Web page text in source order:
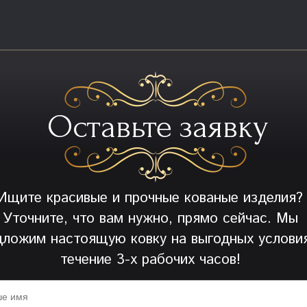
Оставьте заявку
красивые и прочные кованые изделия?
Уточните, что вам нужно, прямо сейчас. Мы
настоящую ковку на выгодных
течение 3-х рабочих часов!